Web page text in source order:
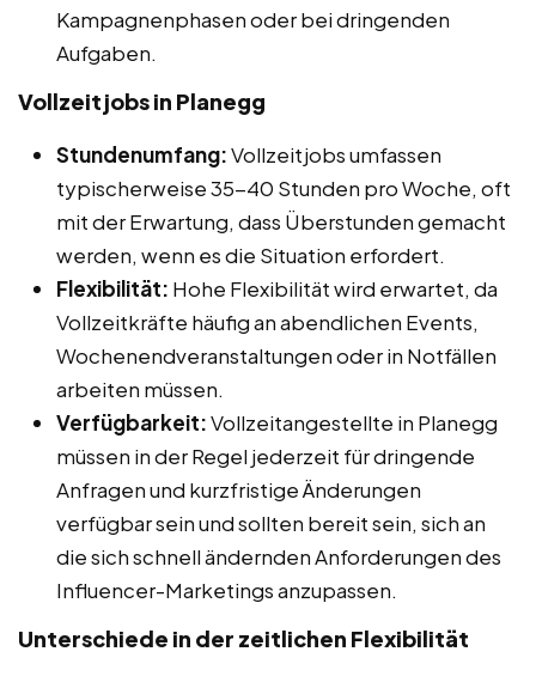
Kampagnenphasen oder bei dringenden
Aufgaben.
Vollzeitjobs in Planegg
Stundenumfang:Vollzeitjobs umfassen
typischerweise 35-40 Stunden pro Woche, oft
mit der Erwartung, dass Überstunden gemacht
werden, wenn es die Situation erfordert.
Flexibilität: Hohe Flexibilität wird erwartet, da
Vollzeitkräfte häufig an abendlichen Events,
Wochenendveranstaltungen oder in Notfällen
arbeiten müssen.
Verfügbarkeit:Vollzeitangestellte in Planegg
müssen in der Regel jederzeit für dringende
Anfragen und kurzfristige Änderungen
verfügbar sein und sollten bereit sein, sich an
die sich schnell ändernden Anforderungen des
Influencer-Marketings anzupassen.
Unterschiede in der zeitlichen Flexibilität